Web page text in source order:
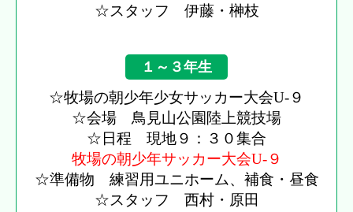
☆スタッフ 伊藤・榊枝
１～３年生
☆牧場の朝少年少女サッカー大会U-９
☆会場 鳥見山公園陸上競技場
☆日程 現地９：３０集合
牧場の朝少年サッカー大会U-９
☆準備物 練習用ユニホーム、補食・昼食
☆スタッフ 西村・原田